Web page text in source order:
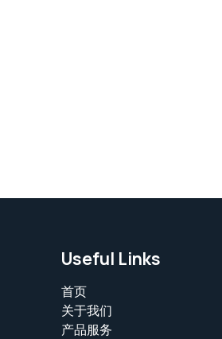
Useful Links
首页
关于我们
产品服务